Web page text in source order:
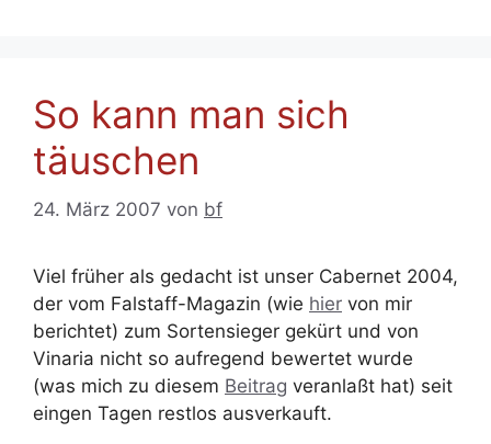
So kann man sich
täuschen
24. März 2007 von bf
Viel früher als gedacht ist unser Cabernet 2004,
der vom Falstaff-Magazin (wie hier von mir
berichtet) zum Sortensieger gekürt und von
Vinaria nicht so aufregend bewertet wurde
(was mich zu diesem Beitrag veranlaßt hat) seit
eingen Tagen restlos ausverkauft.